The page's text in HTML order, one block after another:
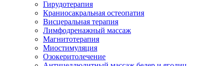
Гирудотерапия
Краниосакральная остеопатия
Висцеральная терапия
Лимфодренажный массаж
Магнитотерапия
Миостимуляция
Озокеритолечение